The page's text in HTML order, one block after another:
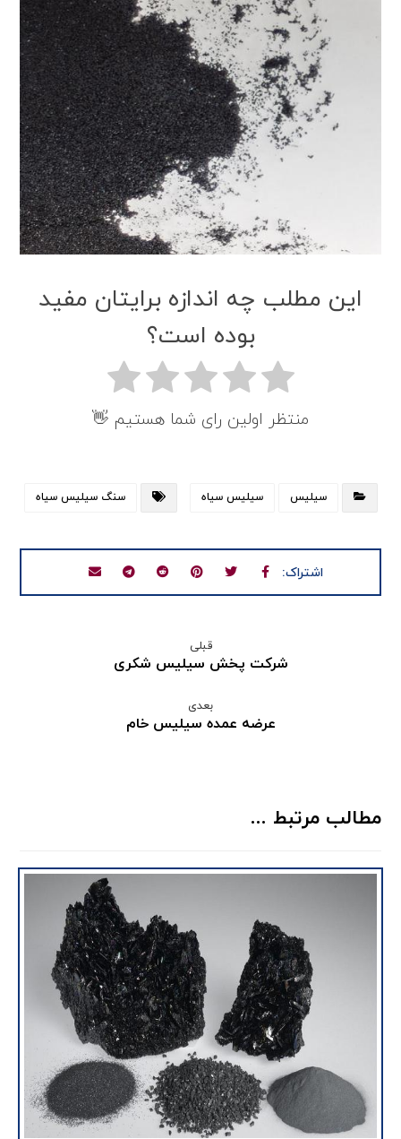
این مطلب چه اندازه برایتان مفید
بوده است؟
منتظر اولین رای شما هستیم 👋
سیلیس سیلیس سیاه سنگ سیلیس سیاه
قبلی
شرکت پخش سیلیس شکری
بعدی
عرضه عمده سیلیس خام
مطالب مرتبط ...